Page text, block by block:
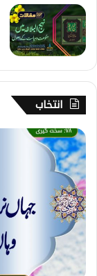
انتخاب
7
8
۔
س
خ
ت
گ
ی
ر
ی